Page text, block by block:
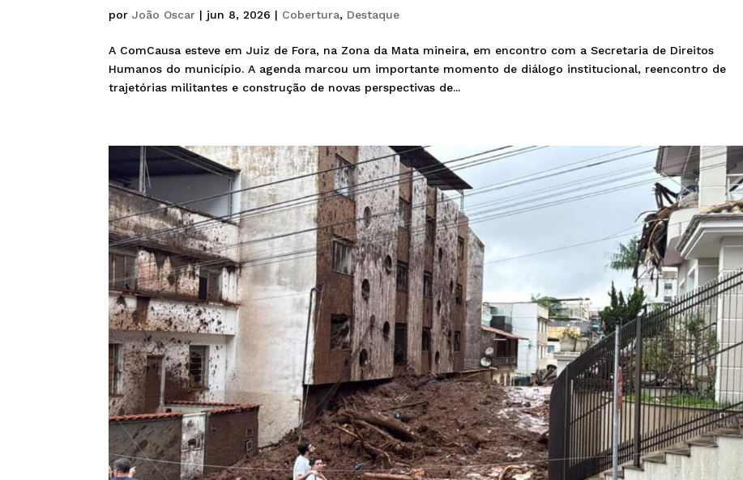
porJoão Oscar | jun 8, 2026 | Cobertura, Destaque
A ComCausa esteve em Juiz de Fora, na Zona da Mata mineira, em encontro com a Secretaria de Direitos
Humanos do município. A agenda marcou um importante momento de diálogo institucional, reencontro de
trajetórias militantes e construção de novas perspectivas de...